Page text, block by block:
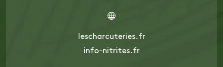
lescharcuteries.fr
info-nitrites.fr